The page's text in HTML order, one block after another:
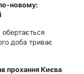
новому:
доба триває
прохання Києва